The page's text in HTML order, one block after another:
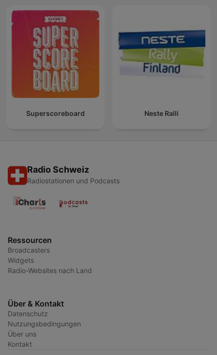
Superscoreboard Neste Ralli
Radio Schweiz
Radiostationen und Podcasts
Ressourcen
Broadcasters
Widgets
Radio-Websites nach Land
Über & Kontakt
Datenschutz
Nutzungsbedingungen
Über uns
Kontakt